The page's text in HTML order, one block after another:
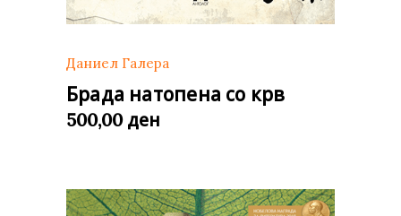
Даниел Галера
Брада натопена со крв
500,00 ден